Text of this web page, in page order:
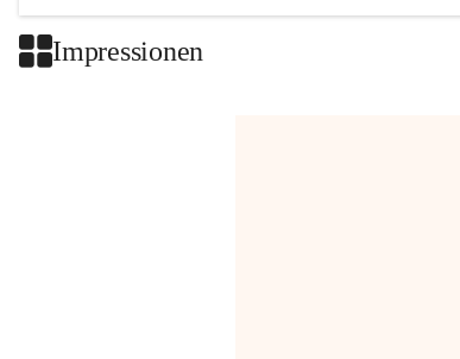
Impressionen